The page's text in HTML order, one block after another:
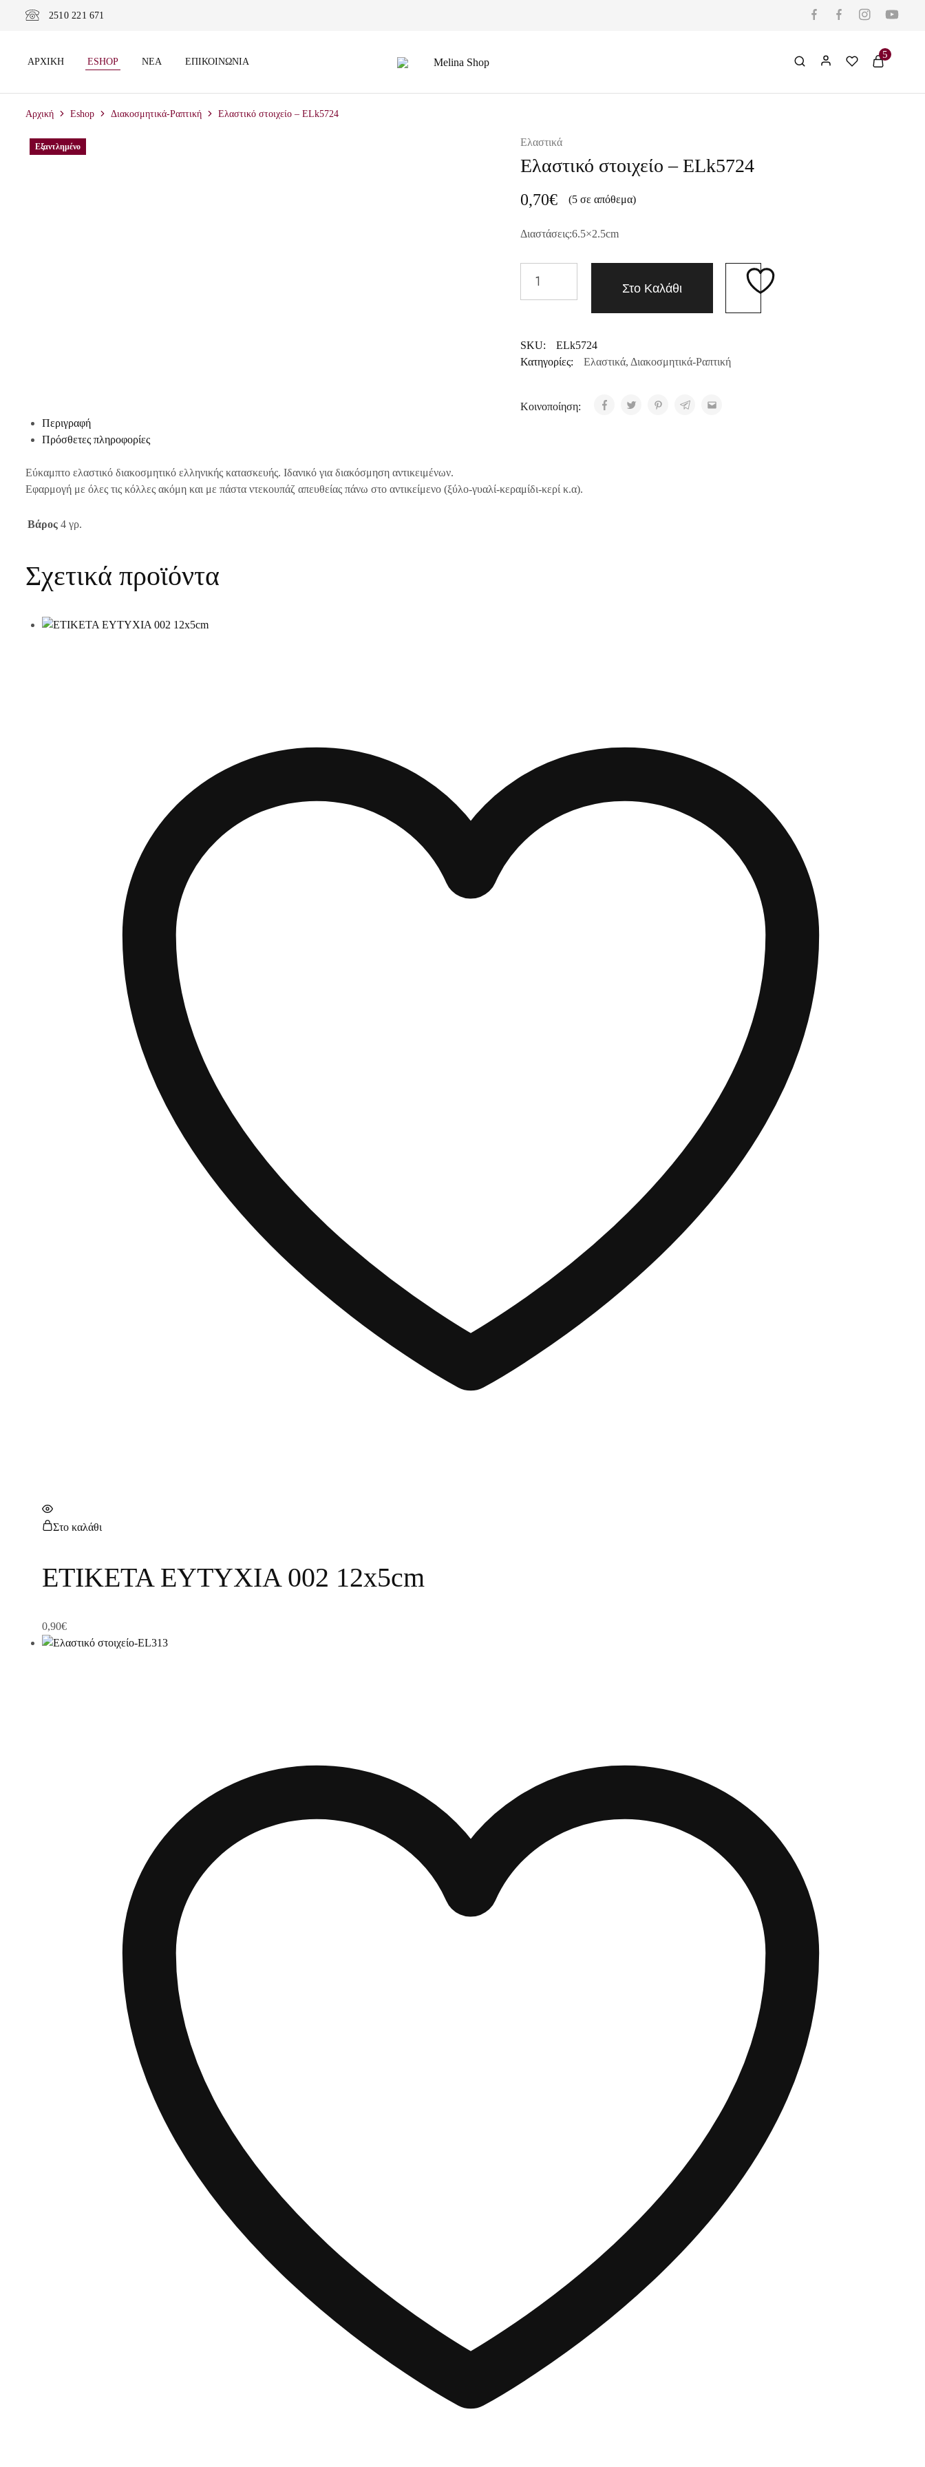
2510 221 671
ΑΡΧΙΚΉ ESHOP ΝΈΑ ΕΠΙΚΟΙΝΩΝΊΑ
Melina
5
Αρχική Eshop Διακοσμητικά-Ραπτική Ελαστικό στοιχείο – ELk5724
Ελαστικά
Ελαστικό στοιχείο – ELk5724
0,70€ (5 σε απόθεμα)
Διαστάσεις:6.5×2.5cm
Στο Καλάθι
SKU:
ELk5724
Κατηγορίες:
Ελαστικά, Διακοσμητικά-Ραπτική
Κοινοποίηση:
Περιγραφή
Πρόσθετες πληροφορίες
Εύκαμπτο ελαστικό διακοσμητικό ελληνικής κατασκευής. Ιδανικό για διακόσμηση αντικειμένων.
Εφαρμογή με όλες τις κόλλες ακόμη και με πάστα ντεκουπάζ απευθείας πάνω στο αντικείμενο (ξύλο-γυαλί-κεραμίδι-κερί κ.α).
Βάρος 4 γρ.
Σχετικά προϊόντα
Στο καλάθι
ΕΤΙΚΕΤΑ ΕΥΤΥΧΙΑ 002 12x5cm
0,90€
Εξαντλημένο